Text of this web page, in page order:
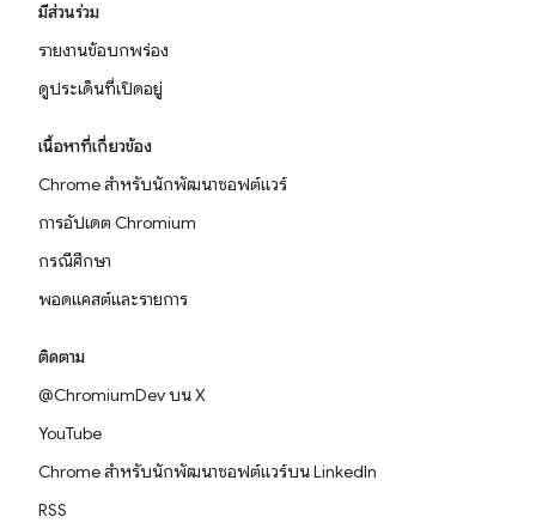
มีส่วนร่วม
รายงานข้อบกพร่อง
ดูประเด็นที่เปิดอยู่
เนื้อหาที่เกี่ยวข้อง
Chrome สำหรับนักพัฒนาซอฟต์แวร์
การอัปเดต Chromium
กรณีศึกษา
พอดแคสต์และรายการ
ติดตาม
@ChromiumDev บน X
YouTube
Chrome สำหรับนักพัฒนาซอฟต์แวร์บน LinkedIn
RSS